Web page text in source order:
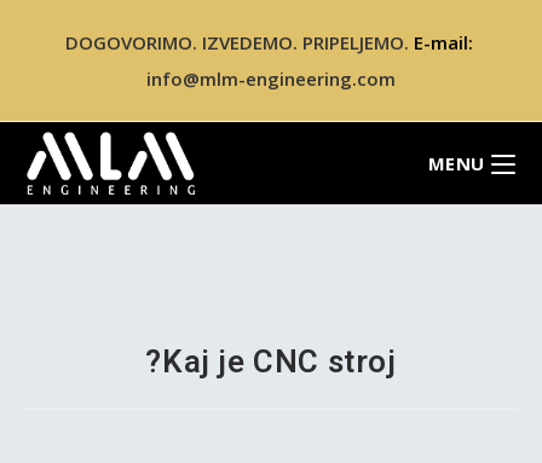
DOGOVORIMO. IZVEDEMO. PRIPELJEMO. E-mail:
info@mlm-engineering.com
MENU
Kaj je CNC stroj?